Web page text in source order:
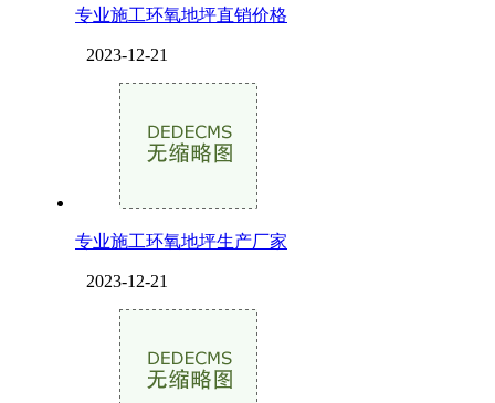
专业施工环氧地坪直销价格
2023-12-21
专业施工环氧地坪生产厂家
2023-12-21